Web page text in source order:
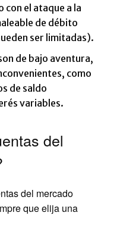
el ataque a la
de débito
ser limitadas).
de bajo aventura,
como
de saldo
variables.
del
del mercado
que elija una